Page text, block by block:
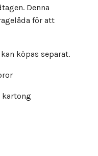
Denna
för att
köpas separat.